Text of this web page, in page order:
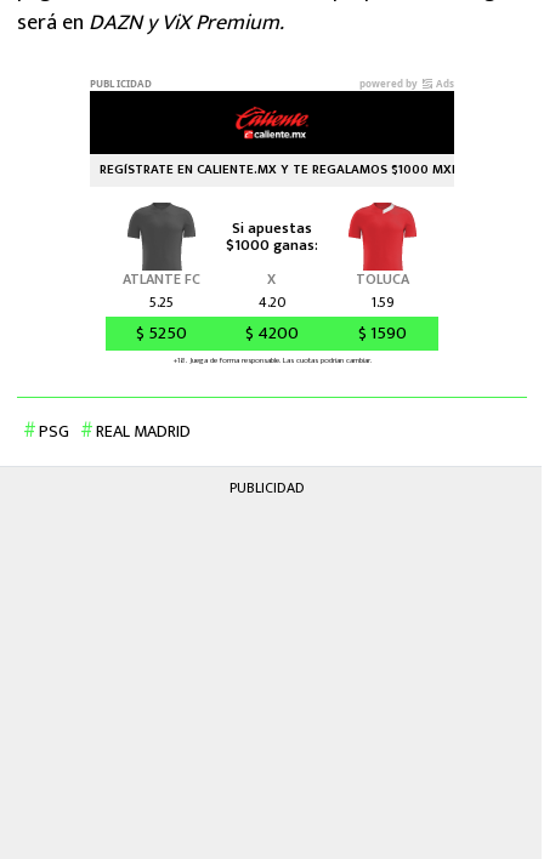
será en DAZN y ViX Premium.
PSG REAL MADRID
PUBLICIDAD